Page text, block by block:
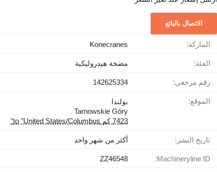
الاتصال بالبائع
الماركة: Konecranes
الفئة: مضخة هيدروليكية
رقم مرجعي: 142625334
الموقع:
بولندا
Tarnowskie Góry
7423 كم to "United States/Columbus"
تاريخ النشر: أكثر من شهر واحد
Machineryline ID:
ZZ46548